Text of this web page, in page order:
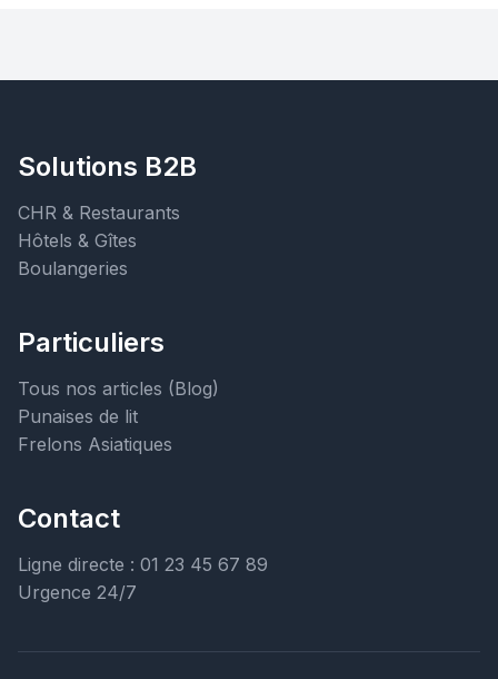
Solutions B2B
CHR & Restaurants
Hôtels & Gîtes
Boulangeries
Particuliers
Tous nos articles (Blog)
Punaises de lit
Frelons Asiatiques
Contact
Ligne directe : 01 23 45 67 89
Urgence 24/7